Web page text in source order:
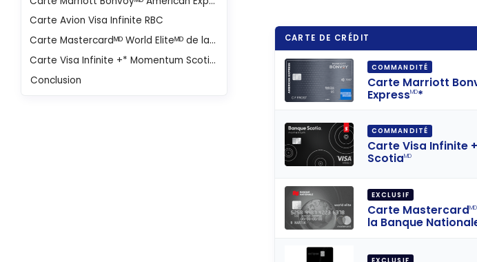
CARTE DE CRÉDIT
COMMANDITÉ
Carte Marriott
ExpressMD*
COMMANDITÉ
Carte Visa Infinite
ScotiaMD
EXCLUSIF
Carte MastercardMD
la Banque
Carte Avion Visa Infinite RBC
Carte Mastercardᴹᴰ World Eliteᴹᴰ de la Banque Nationale
Carte Visa Infinite +* Momentum Scotiaᴹᴰ
Conclusion